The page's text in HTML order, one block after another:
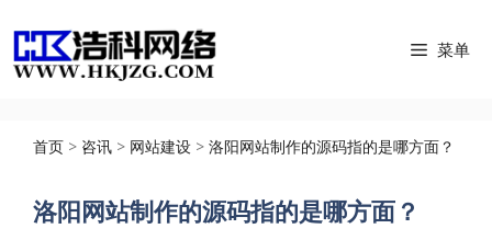
至
菜单
首页 > 咨讯 > 网站建设 > 洛阳网站制作的源码指的是哪方面？
洛阳网站制作的源码指的是哪方面？